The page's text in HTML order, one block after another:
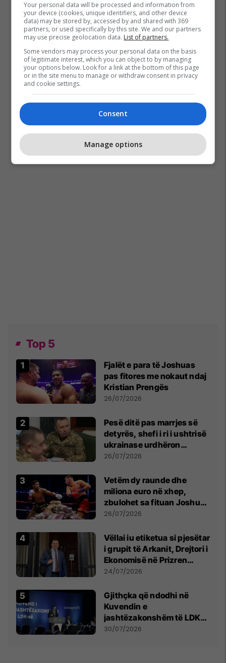
Top 5
Fjalët e para të Joshuas
pas fitores me nokaut ndaj
Kristian Prengës
26/07/2026
Pesë ditë pas marrjes së
detyrës, shefi i ri i ushtrisë
ukrainase urdhëron
kontroll të madh
26/07/2026
Vetëm dy raunde dhe
miliona euro në xhep,
zbulohet sa fituan Joshua
e Prenga
26/07/2026
Vëllai iu etiketua si pjesëtar
i grupit të Arkanit, Drejtori i
Ekonomisë në Prizren
mohon pretendimet
24/07/2026
Gjithçka që ndodhi në
Kuvendin e
jashtëzakonshëm të LDK-
së
30/07/2026
Your personal data will be processed and information from
your device (cookies, unique identifiers, and other device
data) may be stored by, accessed by and shared with 369
partners, or used specifically by this site. We and our partners
may use precise geolocation data. List of partners.
Some vendors may process your personal data on the basis
of legitimate interest, which you can object to by managing
your options below. Look for a link at the bottom of this page
or in the site menu to manage or withdraw consent in privacy
and cookie settings.
Consent
Manage options